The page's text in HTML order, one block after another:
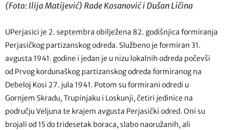
(Foto: Ilija Matijević) Rade Kosanović i Dušan Ličina
UPerjasici je 2. septembra obilježena 82. godišnjica formiranja
Perjasičkog partizanskog odreda. Službeno je formiran 31.
avgusta 1941. godine i jedan je u nizu lokalnih odreda počevši
od Prvog kordunaškog partizanskog odreda formiranog na
Debeloj Kosi 27. jula 1941. Potom su formirani odredi u
Gornjem Skradu, Trupinjaku i Loskunji, četiri jedinice na
području Veljuna te krajem avgusta Perjasički odred. Oni su
brojali od 15 do tridesetak boraca, slabo naoružanih, ali